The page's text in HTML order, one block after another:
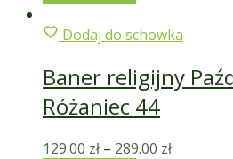
Dodaj do schowka
Baner religijny
Różaniec 44
129.00 zł – 289.00 zł